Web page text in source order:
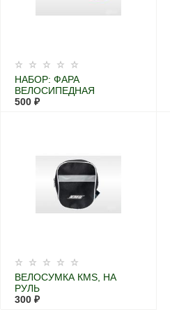
НАБОР: ФАРА
ВЕЛОСИПЕДНАЯ
ПЕРЕДНЯЯ
500 ₽
ВЕЛОСУМКА КМS, НА
РУЛЬ
300 ₽